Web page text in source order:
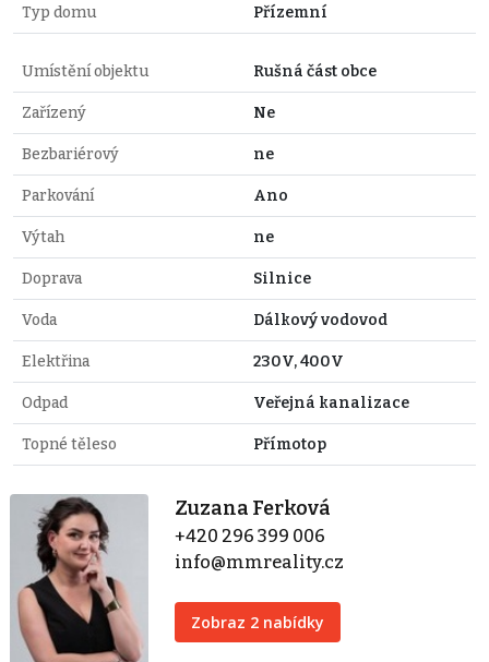
Typ domu Přízemní
Umístění objektu Rušná část obce
Zařízený Ne
Bezbariérový ne
Parkování Ano
Výtah ne
Doprava Silnice
Voda Dálkový vodovod
Elektřina 230V, 400V
Odpad Veřejná kanalizace
Topné těleso Přímotop
Zuzana Ferková
+420 296 399 006
info@mmreality.cz
Zobraz 2 nabídky